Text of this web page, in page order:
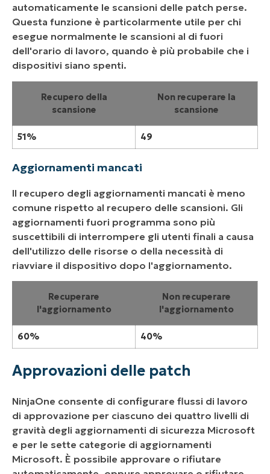
automaticamente le scansioni delle patch perse.
Questa funzione è particolarmente utile per chi
esegue normalmente le scansioni al di fuori
dell'orario di lavoro, quando è più probabile che i
dispositivi siano spenti.
Recupero della
scansione
Non recuperare la
scansione
51% 49
Aggiornamenti mancati
Il recupero degli aggiornamenti mancati è meno
comune rispetto al recupero delle scansioni. Gli
aggiornamenti fuori programma sono più
suscettibili di interrompere gli utenti finali a causa
dell'utilizzo delle risorse o della necessità di
riavviare il dispositivo dopo l'aggiornamento.
Recuperare
l'aggiornamento
Non recuperare
l'aggiornamento
60% 40%
Approvazioni delle patch
NinjaOne consente di configurare flussi di lavoro
di approvazione per ciascuno dei quattro livelli di
gravità degli aggiornamenti di sicurezza Microsoft
e per le sette categorie di aggiornamenti
Microsoft. È possibile approvare o rifiutare